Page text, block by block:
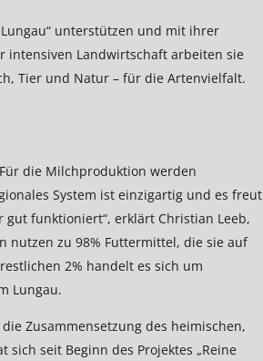
unterstützen und mit ihrer
intensiven Landwirtschaft arbeiten sie
Tier und Natur – für die Artenvielfalt.
die Milchproduktion werden
System ist einzigartig und es freut
funktioniert“, erklärt Christian Leeb,
nutzen zu 98% Futtermittel, die sie auf
2% handelt es sich um
Lungau.
Zusammensetzung des heimischen,
seit Beginn des Projektes „Reine